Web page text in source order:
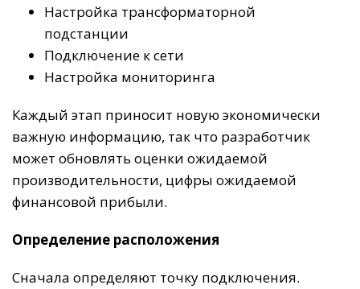
Настройка трансформаторной
подстанции
Подключение к сети
Настройка мониторинга
Каждый этап приносит новую экономически
важную информацию, так что разработчик
может обновлять оценки ожидаемой
производительности, цифры ожидаемой
финансовой прибыли.
Определение расположения
Сначала определяют точку подключения.